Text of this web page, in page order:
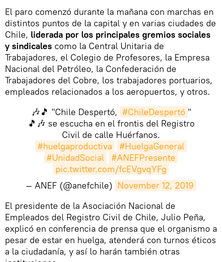
​El paro comenzó durante la mañana con marchas en
distintos puntos de la capital y en varias ciudades de
Chile, liderada por los principales gremios sociales
y sindicales como la Central Unitaria de
Trabajadores, el Colegio de Profesores, la Empresa
Nacional del Petróleo, la Confederación de
Trabajadores del Cobre, los trabajadores portuarios,
empleados relacionados a los aeropuertos, y otros.
🎶🎵 "Chile Despertó, #ChileDespertó "
🎵🎶 se escucha en el frontis del Registro
Civil de calle Huérfanos.
#huelgaproductiva
#HuelgaGeneral
#UnidadSocial
#ANEFPresente
pic.twitter.com/fcEVgvqYFg
— ANEF (@anefchile) November 12, 2019
​El presidente de la Asociación Nacional de
Empleados del Registro Civil de Chile, Julio Peña,
explicó en conferencia de prensa que el organismo a
pesar de estar en huelga, atenderá con turnos éticos
a la ciudadanía, y así lo harán también otras